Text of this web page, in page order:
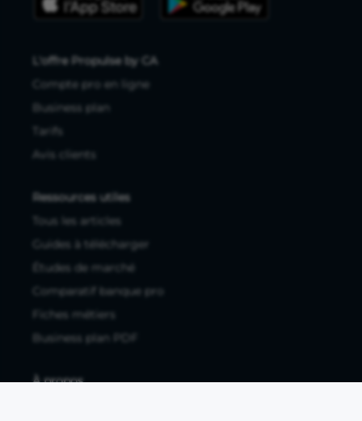
L'offre Propulse by CA
Compte pro en ligne
Business plan
Tarifs
Avis clients
Ressources utiles
Tous les articles
Guides à télécharger
Études de marché
Comparatif banque pro
Fiches métiers
Business plan PDF
À propos